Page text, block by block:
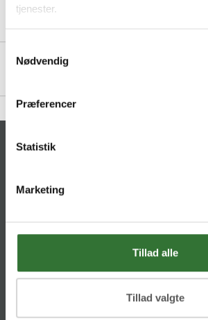
tjenester.
Nødvendig
Præferencer
Statistik
Marketing
Tillad alle
Tillad valgte
Beskrivelse Specifikationer
KONTAKT
HQ:Hans Følsgaard A/S
DK-4600 Køge
DK-8680 RY